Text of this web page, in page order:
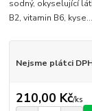
sodný, okyselující
B2, vitamin B6, kyse...
Nejsme plátci
210,00 Kč/ks